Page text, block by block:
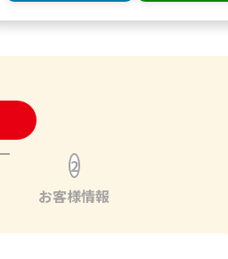
ム
2
お客様情報